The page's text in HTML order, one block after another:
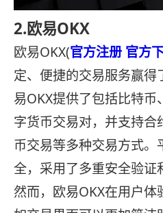
2.欧易OKX
欧易OKX(官方注册 官方
定、便捷的交易服务赢
易OKX提供了包括比特
字货币交易对，并支持合
币交易等多种交易方式。
全，采用了多重安全验证
然而，欧易OKX在用户体